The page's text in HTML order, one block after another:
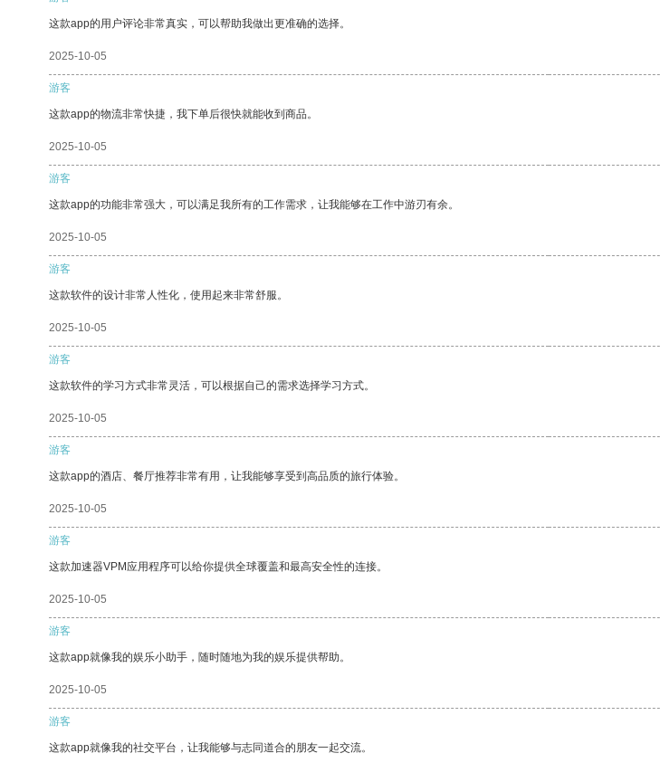
这款app的用户评论非常真实，可以帮助我做出更准确的选择。
2025-10-05
游客
这款app的物流非常快捷，我下单后很快就能收到商品。
2025-10-05
游客
这款app的功能非常强大，可以满足我所有的工作需求，让我能够在工作中游刃有余。
2025-10-05
游客
这款软件的设计非常人性化，使用起来非常舒服。
2025-10-05
游客
这款软件的学习方式非常灵活，可以根据自己的需求选择学习方式。
2025-10-05
游客
这款app的酒店、餐厅推荐非常有用，让我能够享受到高品质的旅行体验。
2025-10-05
游客
这款加速器VPM应用程序可以给你提供全球覆盖和最高安全性的连接。
2025-10-05
游客
这款app就像我的娱乐小助手，随时随地为我的娱乐提供帮助。
2025-10-05
游客
这款app就像我的社交平台，让我能够与志同道合的朋友一起交流。